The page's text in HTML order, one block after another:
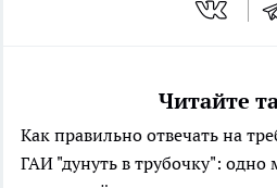
Читайте
Как правильно отвечать на
ГАИ "дунуть в трубочку": одно